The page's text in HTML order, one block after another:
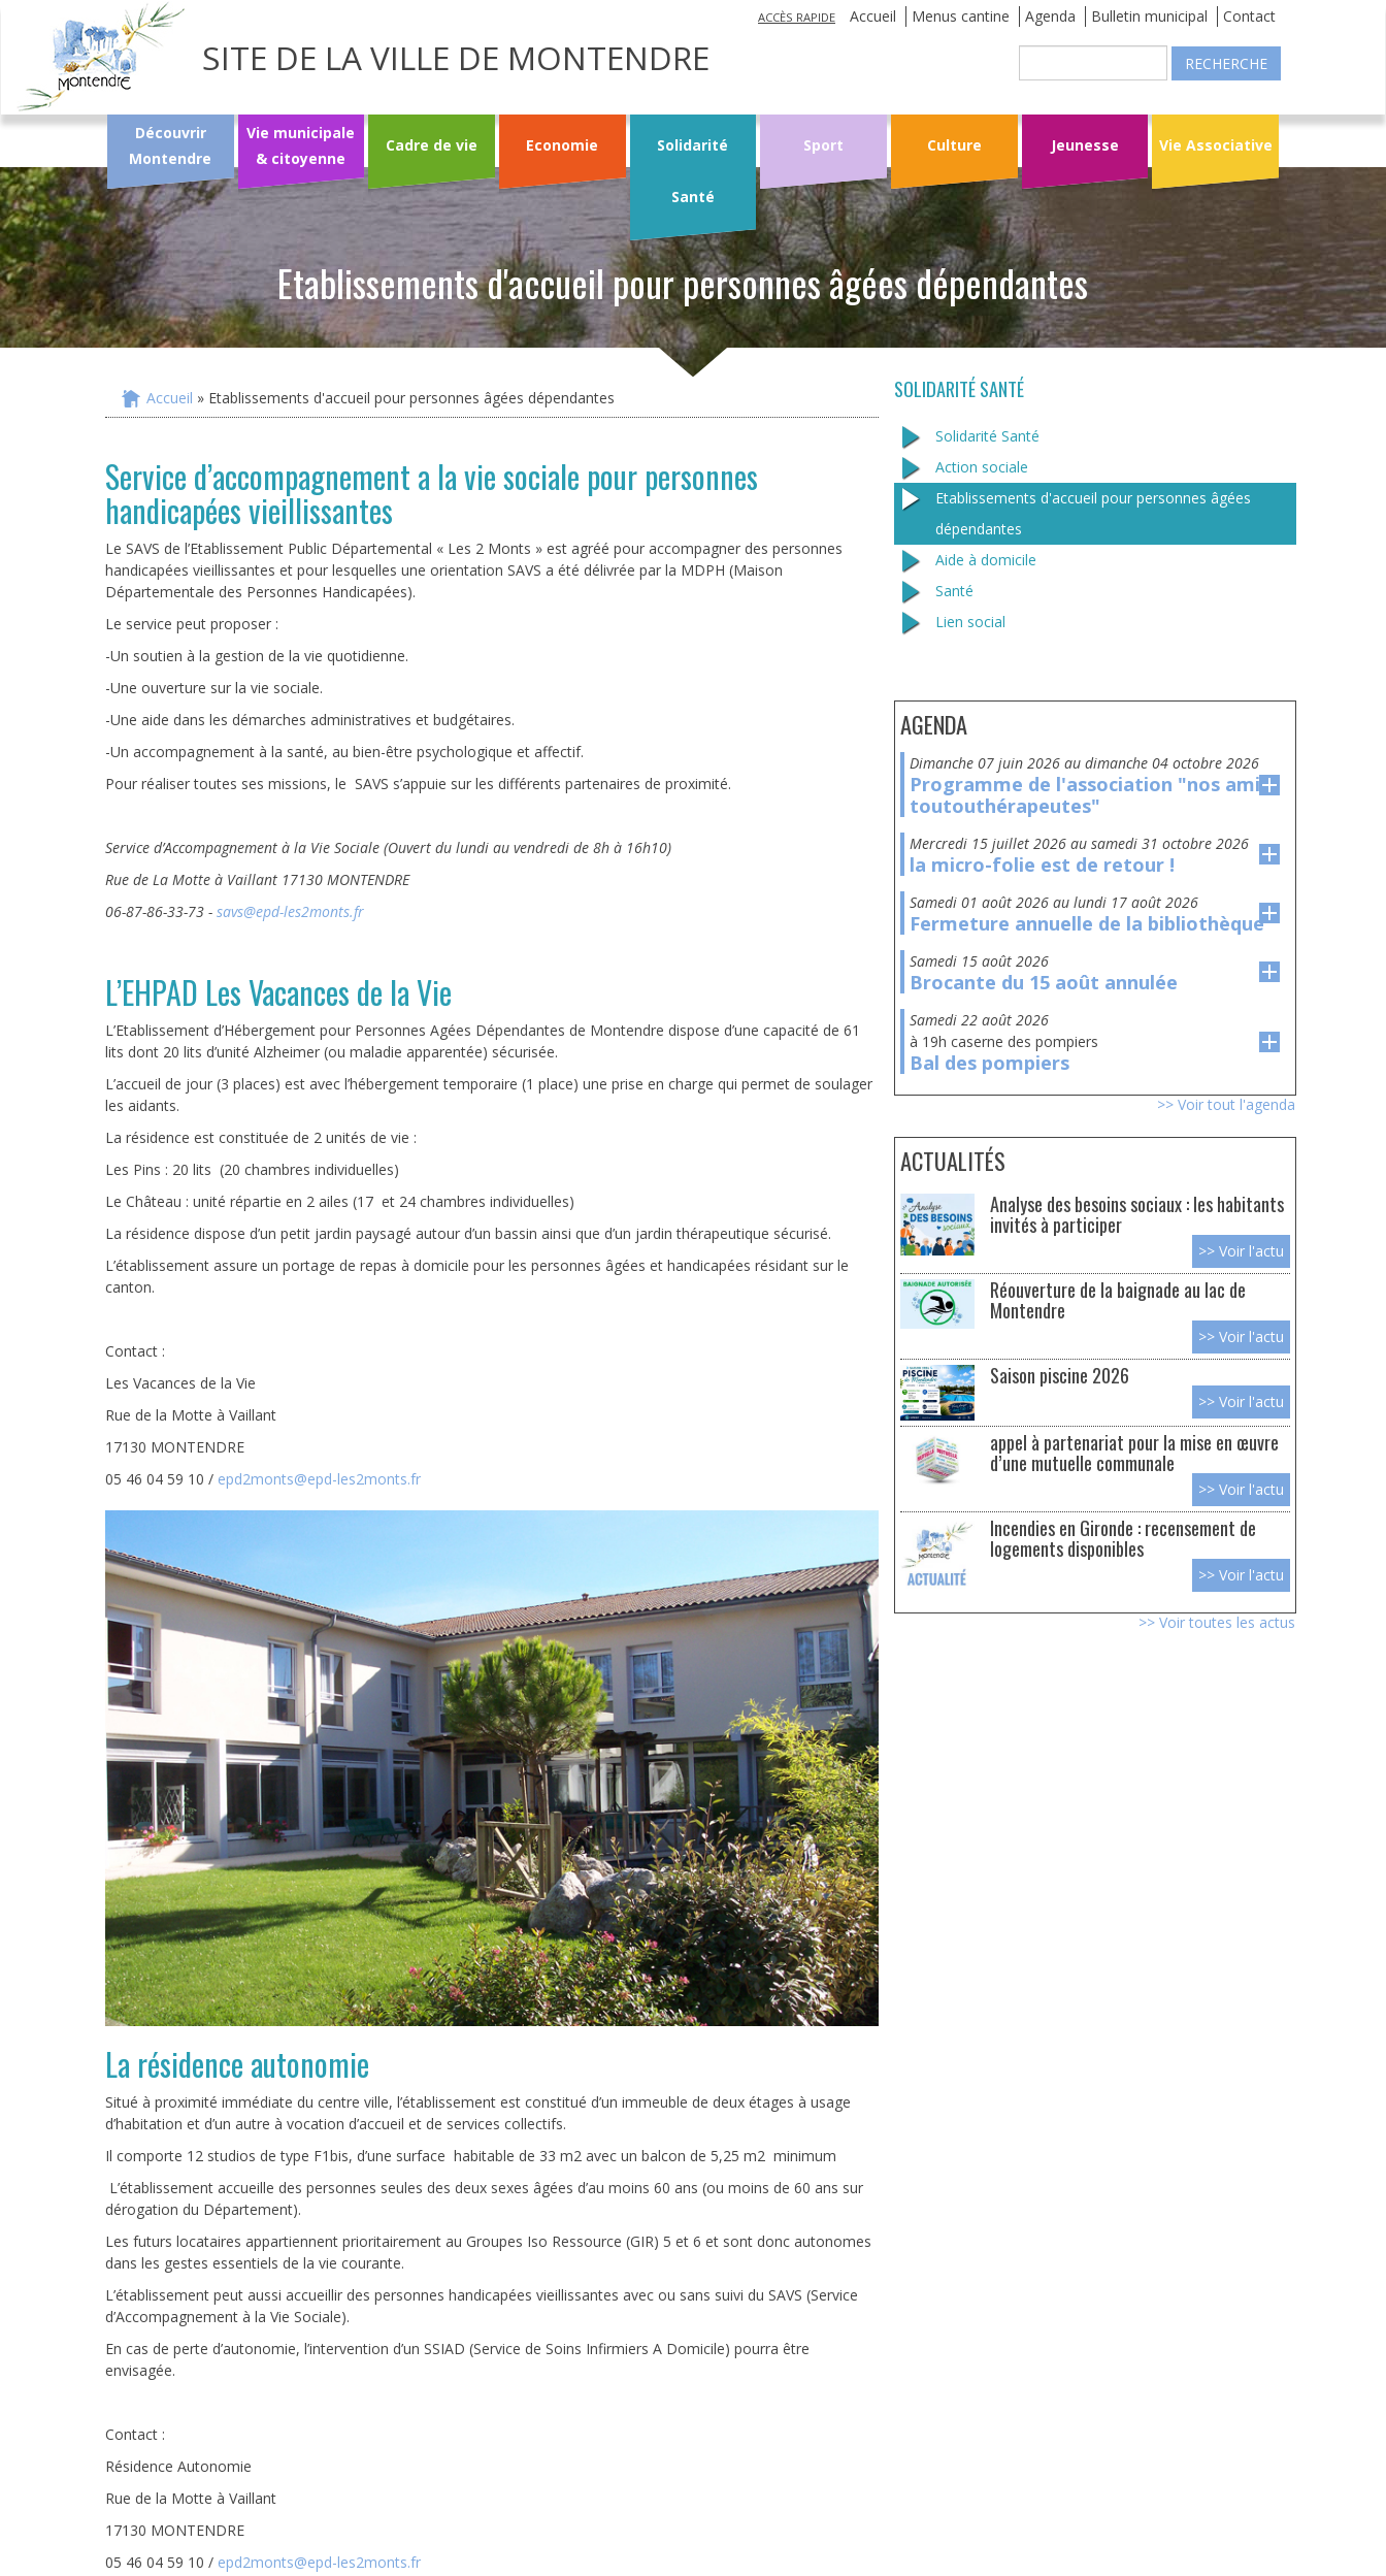
SITE DE LA VILLE DE MONTENDRE
ACCÈS RAPIDE Accueil Menus cantine Agenda Bulletin municipal
Contact
Découvrir
Montendre
Vie municipale
& citoyenne
Cadre de vie Economie Solidarité
Santé
Sport Culture Jeunesse Vie Associative
Etablissements d'accueil pour personnes âgées dépendantes
Vous êtes ici
Accueil » Etablissements d'accueil pour personnes âgées dépendantes
Service d’accompagnement a la vie sociale pour personnes
handicapées vieillissantes
Le SAVS de l’Etablissement Public Départemental « Les 2 Monts » est agréé pour accompagner des personnes
handicapées vieillissantes et pour lesquelles une orientation SAVS a été délivrée par la MDPH (Maison
Départementale des Personnes Handicapées).
Le service peut proposer :
-Un soutien à la gestion de la vie quotidienne.
-Une ouverture sur la vie sociale.
-Une aide dans les démarches administratives et budgétaires.
-Un accompagnement à la santé, au bien-être psychologique et affectif.
Pour réaliser toutes ses missions, le SAVS s’appuie sur les différents partenaires de proximité.
Service d’Accompagnement à la Vie Sociale (Ouvert du lundi au vendredi de 8h à 16h10)
Rue de La Motte à Vaillant 17130 MONTENDRE
06-87-86-33-73 - savs@epd-les2monts.fr
L’EHPAD Les Vacances de la Vie
L’Etablissement d’Hébergement pour Personnes Agées Dépendantes de Montendre dispose d’une capacité de 61
lits dont 20 lits d’unité Alzheimer (ou maladie apparentée) sécurisée.
L’accueil de jour (3 places) est avec l’hébergement temporaire (1 place) une prise en charge qui permet de soulager
les aidants.
La résidence est constituée de 2 unités de vie :
Les Pins : 20 lits (20 chambres individuelles)
Le Château : unité répartie en 2 ailes (17 et 24 chambres individuelles)
La résidence dispose d’un petit jardin paysagé autour d’un bassin ainsi que d’un jardin thérapeutique sécurisé.
L’établissement assure un portage de repas à domicile pour les personnes âgées et handicapées résidant sur le
canton.
Contact :
Les Vacances de la Vie
Rue de la Motte à Vaillant
17130 MONTENDRE
05 46 04 59 10 / epd2monts@epd-les2monts.fr
La résidence autonomie
Situé à proximité immédiate du centre ville, l’établissement est constitué d’un immeuble de deux étages à usage
d’habitation et d’un autre à vocation d’accueil et de services collectifs.
Il comporte 12 studios de type F1bis, d’une surface habitable de 33 m2 avec un balcon de 5,25 m2 minimum
L’établissement accueille des personnes seules des deux sexes âgées d’au moins 60 ans (ou moins de 60 ans sur
dérogation du Département).
Les futurs locataires appartiennent prioritairement au Groupes Iso Ressource (GIR) 5 et 6 et sont donc autonomes
dans les gestes essentiels de la vie courante.
L’établissement peut aussi accueillir des personnes handicapées vieillissantes avec ou sans suivi du SAVS (Service
d’Accompagnement à la Vie Sociale).
En cas de perte d’autonomie, l’intervention d’un SSIAD (Service de Soins Infirmiers A Domicile) pourra être
envisagée.
Contact :
Résidence Autonomie
Rue de la Motte à Vaillant
17130 MONTENDRE
05 46 04 59 10 / epd2monts@epd-les2monts.fr
SOLIDARITÉ SANTÉ
Solidarité Santé
Action sociale
Etablissements d'accueil pour personnes âgées
dépendantes
Aide à domicile
Santé
Lien social
AGENDA
dimanche 07 juin 2026 au dimanche 04 octobre 2026
Programme de l'association "nos amis
toutouthérapeutes"
mercredi 15 juillet 2026 au samedi 31 octobre 2026
la micro-folie est de retour !
samedi 01 août 2026 au lundi 17 août 2026
Fermeture annuelle de la bibliothèque
samedi 15 août 2026
Brocante du 15 août annulée
samedi 22 août 2026
à 19h caserne des pompiers
Bal des pompiers
>> Voir tout l'agenda
ACTUALITÉS
Analyse des besoins sociaux : les habitants
invités à participer
>> Voir l'actu
Réouverture de la baignade au lac de
Montendre
>> Voir l'actu
Saison piscine 2026
>> Voir l'actu
appel à partenariat pour la mise en œuvre
d’une mutuelle communale
>> Voir l'actu
Incendies en Gironde : recensement de
logements disponibles
>> Voir l'actu
>> Voir toutes les actus